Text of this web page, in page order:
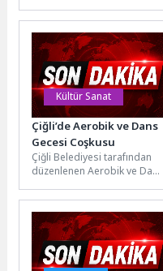
iş birliğiyle düzenlenen
Nilüfer Belediyesi 1....
Kültür Sanat
Çiğli’de Aerobik ve Dans
Gecesi Coşkusu
Çiğli Belediyesi tarafından
düzenlenen Aerobik ve Dans
Salonu’nda yüzlerce
vatandaşı bir...